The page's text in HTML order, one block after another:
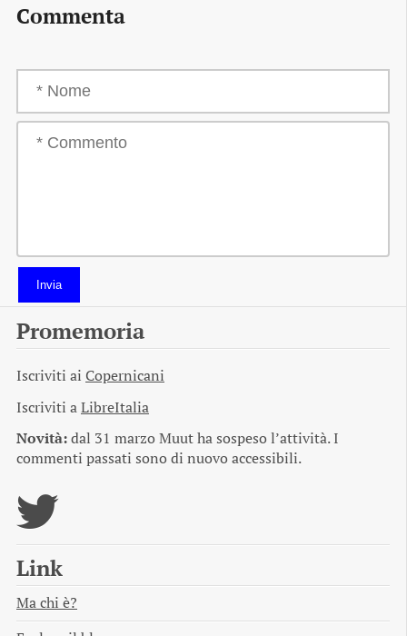
Commenta
Invia
Promemoria
Iscriviti ai Copernicani
Iscriviti aLibreItalia
Novità:dal 31 marzo Muut ha sospeso l’attività. I
commenti passati sono di nuovo accessibili.
Link
Ma chi è?